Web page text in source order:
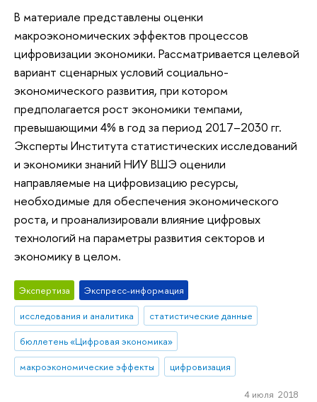
В материале представлены оценки
макроэкономических эффектов процессов
цифровизации экономики. Рассматривается целевой
вариант сценарных условий социально-
экономического развития, при котором
предполагается рост экономики темпами,
превышающими 4% в год за период 2017–2030 гг.
Эксперты Института статистических исследований
и экономики знаний НИУ ВШЭ оценили
направляемые на цифровизацию ресурсы,
необходимые для обеспечения экономического
роста, и проанализировали влияние цифровых
технологий на параметры развития секторов и
экономику в целом.
Экспертиза
Экспресс-информация
исследования и аналитика
статистические данные
бюллетень «Цифровая экономика»
макроэкономические эффекты
цифровизация
4 июля 2018